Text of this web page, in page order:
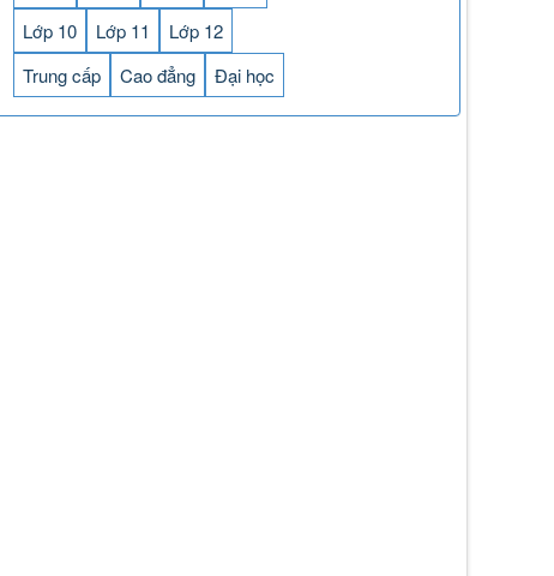
Lớp 10
Lớp 11
Lớp 12
Trung cấp
Cao đẳng Đại học